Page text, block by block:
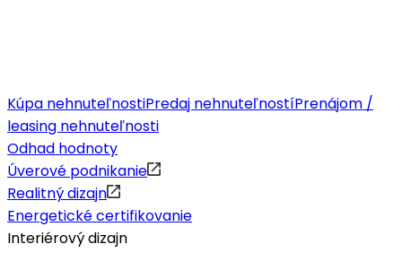
Kúpa nehnuteľnostiPredaj nehnuteľnostíPrenájom /
leasing nehnuteľnosti
Odhad hodnoty
Úverové podnikanie
Realitný dizajn
Energetické certifikovanie
Interiérový dizajn